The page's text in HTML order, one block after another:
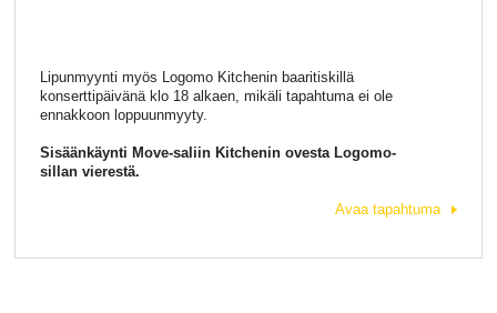
Lipunmyynti myös Logomo Kitchenin baaritiskillä
konserttipäivänä klo 18 alkaen, mikäli tapahtuma ei ole
ennakkoon loppuunmyyty.
Sisäänkäynti Move-saliin Kitchenin ovesta Logomo-
sillan vierestä.
Avaa tapahtuma